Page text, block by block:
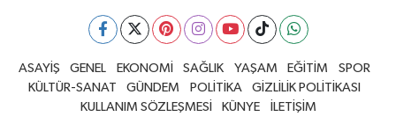
ASAYİŞ GENEL EKONOMİ SAĞLIK YAŞAM EĞİTİM
SPOR
KÜLTÜR-SANAT
GÜNDEM POLİTİKA
GİZLİLİK POLİTİKASI
KULLANIM SÖZLEŞMESİ
KÜNYE İLETİŞİM